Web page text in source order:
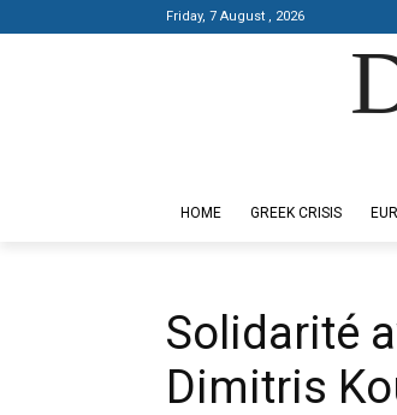
Friday, 7 August , 2026
HOME GREEK CRISIS
Solidarité
Dimitris